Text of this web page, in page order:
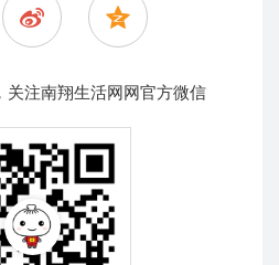
关注南翔生活网网官方微信